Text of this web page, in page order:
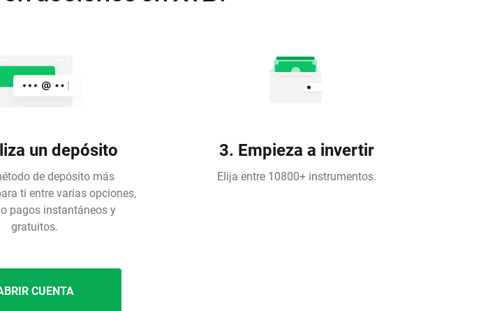
un depósito
de depósito más
ti entre varias opciones,
pagos instantáneos y
gratuitos.
3. Empieza a invertir
Elija entre 10800+ instrumentos.
CUENTA